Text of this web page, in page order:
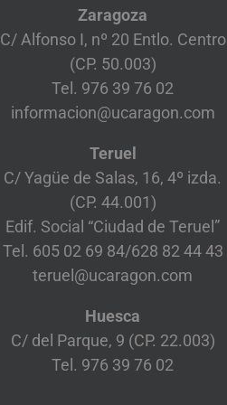
Zaragoza
C/ Alfonso I, nº 20 Entlo. Centro
(CP. 50.003)
Tel. 976 39 76 02
informacion@ucaragon.com
Teruel
C/ Yagüe de Salas, 16, 4º izda.
(CP. 44.001)
Edif. Social “Ciudad de Teruel”
Tel. 605 02 69 84/628 82 44 43
teruel@ucaragon.com
Huesca
C/ del Parque, 9 (CP. 22.003)
Tel. 976 39 76 02